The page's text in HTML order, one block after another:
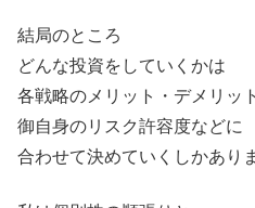
結局のところ
どんな投資をしていくかは
各戦略のメリット・デメリッ
御自身のリスク許容度などに
合わせて決めていくしかあり